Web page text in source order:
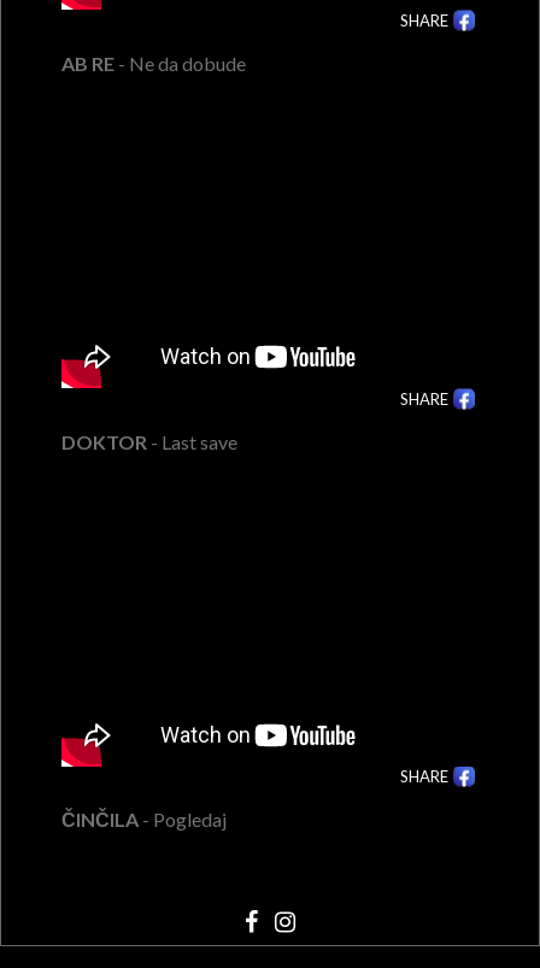
SHARE
AB RE - Ne da dobude
SHARE
DOKTOR - Last save
SHARE
ČINČILA - Pogledaj